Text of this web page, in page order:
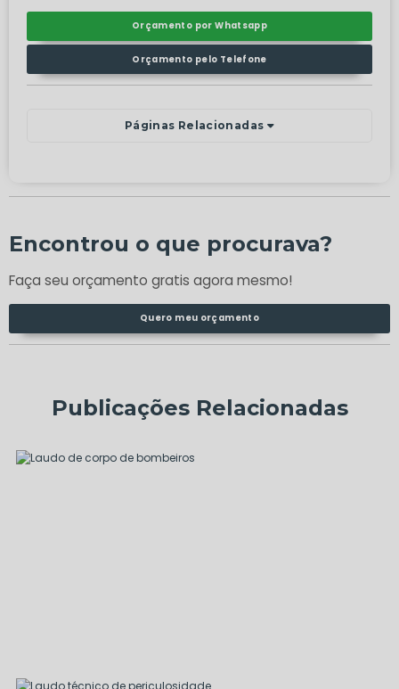
Orçamento por Whatsapp
Orçamento pelo Telefone
Páginas Relacionadas
Encontrou o que procurava?
Faça seu orçamento gratis agora mesmo!
Quero meu orçamento
Publicações Relacionadas